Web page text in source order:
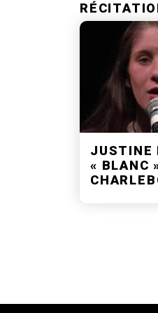
JUSTINE
« BLANC